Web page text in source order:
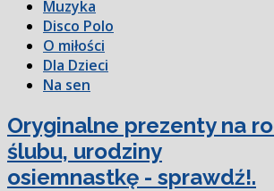
Muzyka
Disco Polo
O miłości
Dla Dzieci
Na sen
Oryginalne prezenty na
ślubu, urodziny
osiemnastkę - sprawdź!.